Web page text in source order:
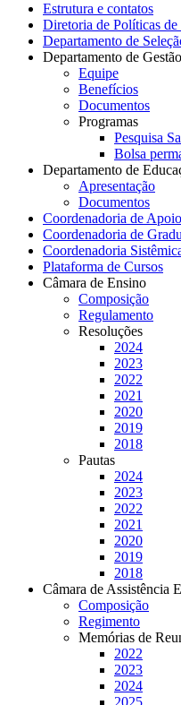
Estrutura e contatos
Diretoria de Políticas
Departamento de
Departamento de
Equipe
Benefícios
Documentos
Programas
Pesquisa
Bolsa
Departamento de
Apresentação
Documentos
Coordenadoria de
Coordenadoria de
Coordenadoria
Plataforma de Cursos
Câmara de Ensino
Composição
Regulamento
Resoluções
2024
2023
2022
2021
2020
2019
2018
Pautas
2024
2023
2022
2021
2020
2019
2018
Câmara de Assistência
Composição
Regimento
Memórias de
2022
2023
2024